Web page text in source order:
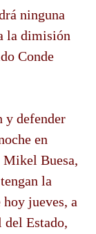
ninguna
la dimisión
Conde
defender
en
Mikel Buesa,
la
jueves, a
del Estado,